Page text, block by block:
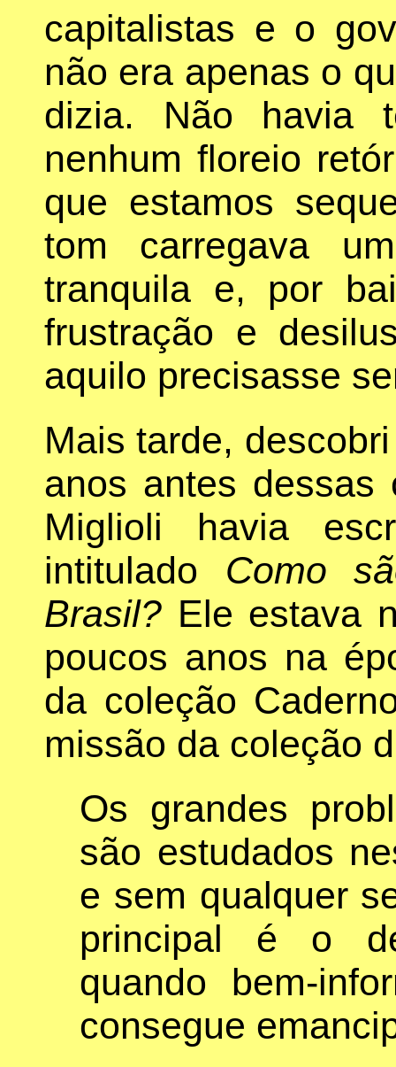
capitalistas e o
não era apenas o
dizia. Não havia
nenhum floreio
que estamos
tom carregava
tranquila e, por
frustração e
aquilo precisasse
Mais tarde,
anos antes dessas
Miglioli havia
intitulado Como
Brasil? Ele estava
poucos anos na
da coleção
missão da coleção
Os grandes
são estudados
e sem qualquer
principal é o
quando bem-
consegue